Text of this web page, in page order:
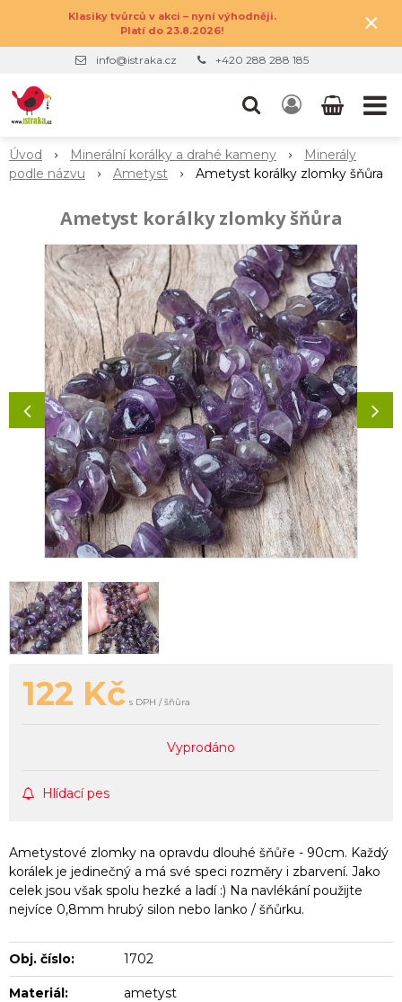
Klasiky tvůrců v akci – nyní výhodněji.
Platí do 23.8.2026!
×
info@istraka.cz +420 288 288 185
Úvod Minerální korálky a drahé kameny
Minerály
podle názvu
Ametyst Ametyst korálky zlomky šňůra
Ametyst korálky zlomky šňůra
122 Kč s DPH / šňůra
Vyprodáno
Hlídací pes
Ametystové zlomky na opravdu dlouhé šňůře - 90cm. Každý
korálek je jedinečný a má své speci rozměry i zbarvení. Jako
celek jsou však spolu hezké a ladí :) Na navlékání použijte
nejvíce 0,8mm hrubý silon nebo lanko / šňůrku.
Obj. číslo: 1702
Materiál: ametyst